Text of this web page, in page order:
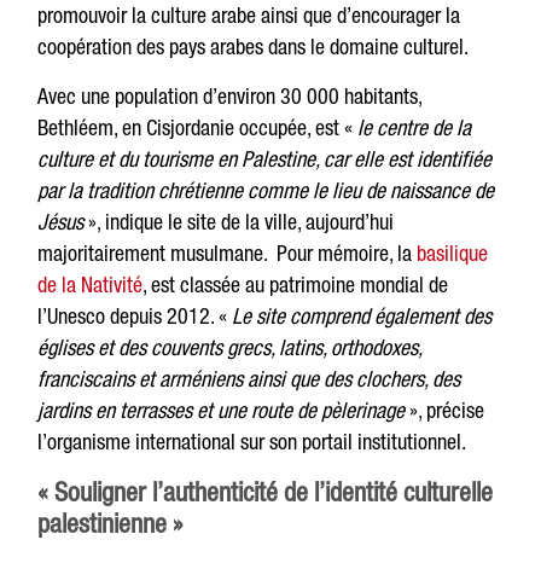
promouvoir la culture arabe ainsi que d’encourager la
coopération des pays arabes dans le domaine culturel.
Avec une population d’environ 30 000 habitants,
Bethléem, en Cisjordanie occupée, est « le centre de la
culture et du tourisme en Palestine, car elle est identifiée
par la tradition chrétienne comme le lieu de naissance de
Jésus», indique le site de la ville, aujourd’hui
majoritairement musulmane. Pour mémoire, la basilique
de la Nativité, est classée au patrimoine mondial de
l’Unesco depuis 2012. « Le site comprend également des
églises et des couvents grecs, latins, orthodoxes,
franciscains et arméniens ainsi que des clochers, des
jardins en terrasses et une route de pèlerinage», précise
l’organisme international sur son portail institutionnel.
« Souligner l’authenticité de l’identité culturelle
palestinienne »